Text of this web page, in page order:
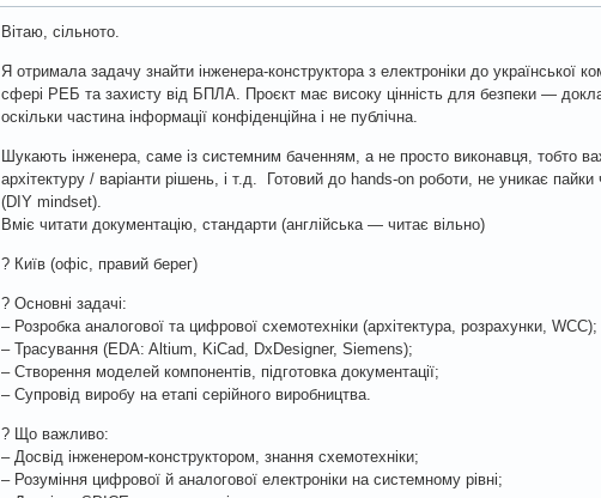
Вітаю, сільното.
Я отримала задачу знайти інженера-конструктора з електроніки до української
сфері РЕБ та захисту від БПЛА. Проєкт має високу цінність для безпеки —
оскільки частина інформації конфіденційна і не публічна.
Шукають інженера, саме із системним баченням, а не просто виконавця, тобто
архітектуру / варіанти рішень, і т.д. Готовий до hands-on роботи, не уникає
(DIY mindset).
Вміє читати документацію, стандарти (англійська — читає вільно)
? Київ (офіс, правий берег)
? Основні задачі:
– Розробка аналогової та цифрової схемотехніки (архітектура, розрахунки, WCC);
– Трасування (EDA: Altium, KiCad, DxDesigner, Siemens);
– Створення моделей компонентів, підготовка документації;
– Супровід виробу на етапі серійного виробництва.
? Що важливо:
– Досвід інженером-конструктором, знання схемотехніки;
– Розуміння цифрової й аналогової електроніки на системному рівні;